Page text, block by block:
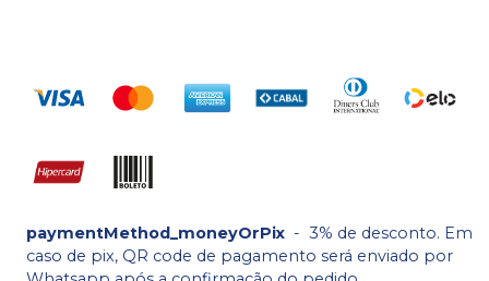
paymentMethod_moneyOrPix - 3% de desconto. Em
caso de pix, QR code de pagamento será enviado por